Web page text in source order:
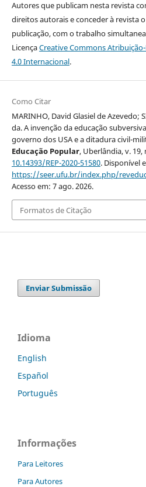
Autores que publicam nesta revista
direitos autorais e conceder à revista
publicação, com o trabalho
LicençaCreative Commons
4.0 Internacional.
Como Citar
MARINHO, David Glasiel de Azevedo;
da. A invenção da educação
governo dos USA e a ditadura civil-
Educação Popular, Uberlândia, v. 19,
10.14393/REP-2020-51580. Disponível
https://seer.ufu.br/index.php/
Acesso em: 7 ago. 2026.
Formatos de Citação
Enviar Submissão
Idioma
English
Español
Português
Informações
Para Leitores
Para Autores